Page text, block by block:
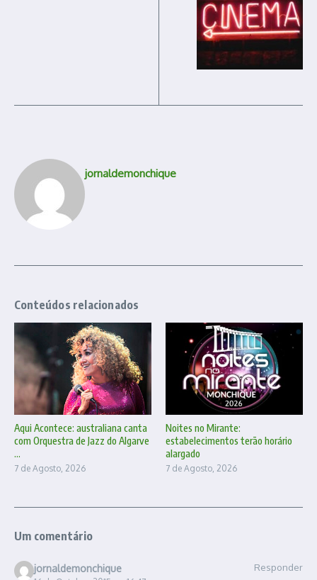
jornaldemonchique
Conteúdos relacionados
Aqui Acontece: australiana canta
com Orquestra de Jazz do Algarve
...
7 de Agosto, 2026
Noites no Mirante:
estabelecimentos terão horário
alargado
7 de Agosto, 2026
Um comentário
jornaldemonchique Responder